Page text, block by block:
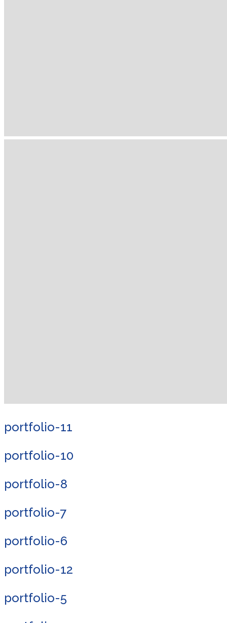
portfolio-11
portfolio-10
portfolio-8
portfolio-7
portfolio-6
portfolio-12
portfolio-5